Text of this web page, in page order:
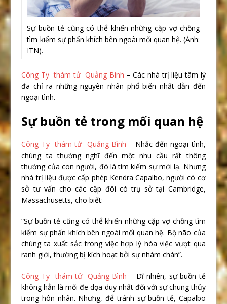
Sự buồn tẻ cũng có thể khiến những cặp vợ chồng
tìm kiếm sự phấn khích bên ngoài mối quan hệ. (Ảnh:
ITN).
Công Ty thám tử Quảng Bình – Các nhà trị liệu tâm lý
đã chỉ ra những nguyên nhân phổ biến nhất dẫn đến
ngoại tình.
Sự buồn tẻ trong mối quan hệ
Công Ty thám tử Quảng Bình – Nhắc đến ngoại tình,
chúng ta thường nghĩ đến một nhu cầu rất thông
thường của con người, đó là tìm kiếm sự mới lạ. Nhưng
nhà trị liệu được cấp phép Kendra Capalbo, người có cơ
sở tư vấn cho các cặp đôi có trụ sở tại Cambridge,
Massachusetts, cho biết:
“Sự buồn tẻ cũng có thể khiến những cặp vợ chồng tìm
kiếm sự phấn khích bên ngoài mối quan hệ. Bộ não của
chúng ta xuất sắc trong việc hợp lý hóa việc vượt qua
ranh giới, thường bị kích hoạt bởi sự nhàm chán”.
Công Ty thám tử Quảng Bình – Dĩ nhiên, sự buồn tẻ
không hẳn là mối đe dọa duy nhất đối với sự chung thủy
trong hôn nhân. Nhưng, để tránh sự buồn tẻ, Capalbo